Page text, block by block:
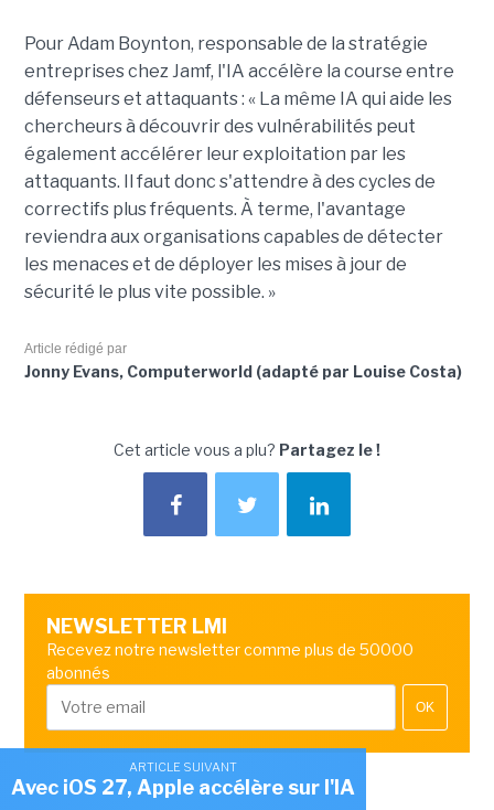
PourAdam Boynton, responsable de la stratégie
entreprises chezJamf, l'IA accélère la course entre
défenseurs et attaquants : « La même IA qui aide les
chercheurs à découvrir des vulnérabilités peut
également accélérer leur exploitation par les
attaquants. Il faut donc s'attendre à des cycles de
correctifs plus fréquents. À terme, l'avantage
reviendra aux organisations capables de détecter
les menaces et de déployer les mises à jour de
sécurité le plus vite possible. »
Article rédigé par
Jonny Evans, Computerworld (adapté par Louise Costa)
Cet article vous a plu? Partagez le !
NEWSLETTER LMI
Recevez notre newsletter comme plus de 50000
abonnés
OK
ARTICLE SUIVANT
Avec iOS 27, Apple accélère sur l'IA